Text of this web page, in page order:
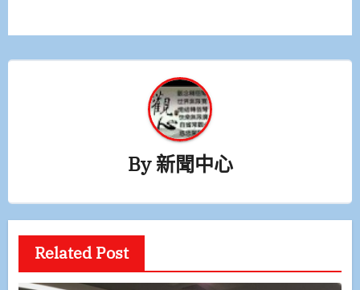
覽
By新聞中心
Related Post